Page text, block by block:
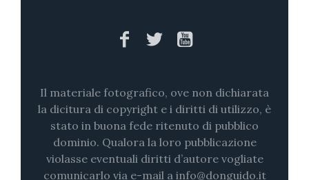
Il materiale fotografico, ove non dichiarata
la dicitura di copyright e i diritti di utilizzo, è
stato in buona fede ritenuto di pubblico
dominio. Qualora la loro pubblicazione
violasse eventuali diritti d’autore vogliate
comunicarlo via e-mail a info@donguido.it